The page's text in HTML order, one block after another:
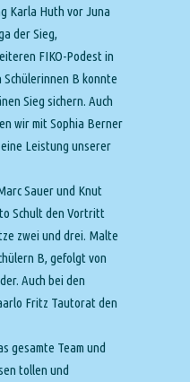
Karla Huth vor Juna
der Sieg,
FIKO-Podest in
B konnte
Sieg sichern. Auch
wir mit Sophia Berner
Leistung unserer
Sauer und Knut
Schult den Vortritt
zwei und drei. Malte
B, gefolgt von
Auch bei den
Fritz Tautorat den
gesamte Team und
tollen und